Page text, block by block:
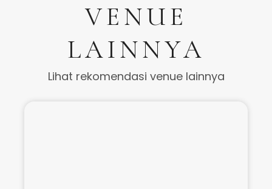
VENUE
LAINNYA
Lihat rekomendasi venue lainnya